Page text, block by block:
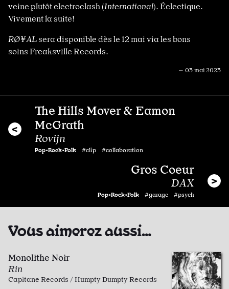
veine plutôt electroclash (International). Éclectique.
Vivement la suite!
RØ¥AL sera disponible dès le 12 mai via les bons
soins Freaksville Records.
— 03 mai 2023
The Hills Mover & Eamon
McGrath
Rovijn
Pop•Rock•Folk #clip #collaboration
Gros Coeur
DAX
Pop•Rock•Folk #garage #psych
Vous aimerez aussi…
Monolithe Noir
Rin
Capitane Records / Humpty Dumpty Records